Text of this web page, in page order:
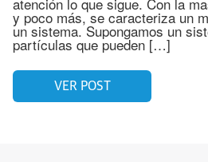
y poco más, se caracteriza un
un sistema. Supongamos un
partículas que pueden […]
VER POST